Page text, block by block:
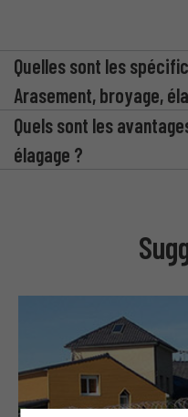
Quelles sont les
Arasement, broyage,
Quels sont les
élagage ?